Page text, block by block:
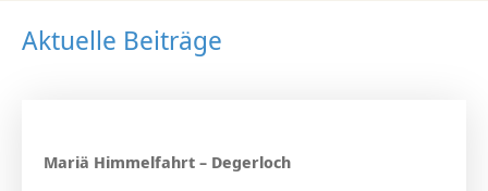
Aktuelle Beiträge